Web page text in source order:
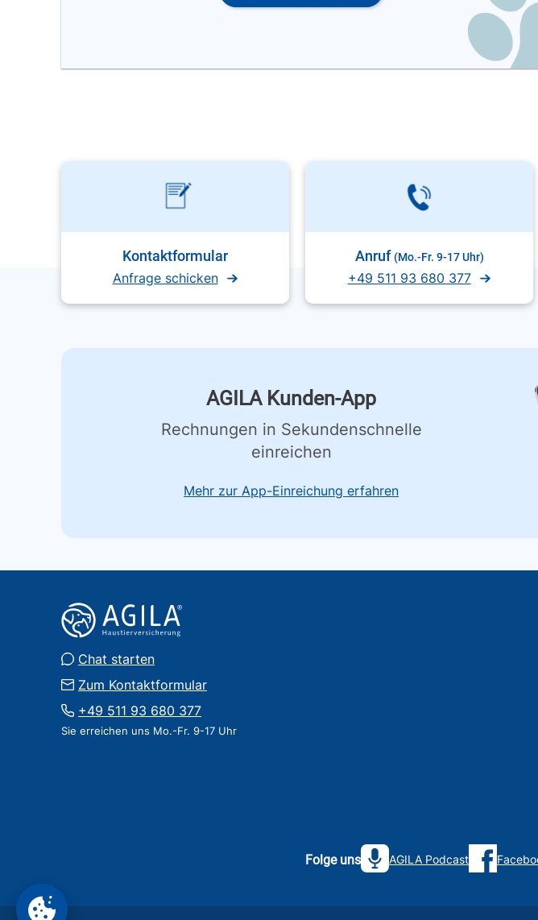
Kontaktformular
Anfrage schicken
Anruf (Mo.-Fr. 9-17 Uhr)
+49 511 93 680 377
AGILA Kunden-App
Rechnungen in Sekundenschnelle
einreichen
Mehr zur App-Einreichung erfahren